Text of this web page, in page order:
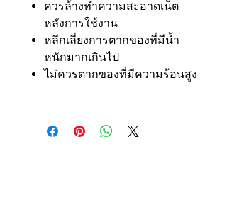
ควรล้างทำความสะอาดเน็ต
หลังการใช้งาน
หลีกเลี่ยงการตากของที่มีน้ำ
หนักมากเกินไป
ไม่ควรตากของที่มีความร้อนสูง